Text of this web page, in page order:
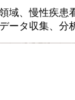
域、慢性疾患
ータ収集、分